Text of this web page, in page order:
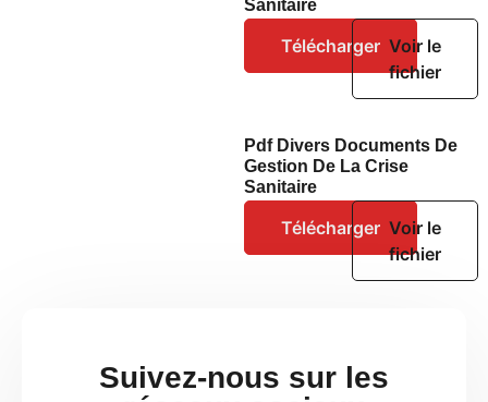
Sanitaire
Télécharger Voir le
fichier
Pdf Divers Documents De
Gestion De La Crise
Sanitaire
Télécharger Voir le
fichier
Suivez-nous sur les